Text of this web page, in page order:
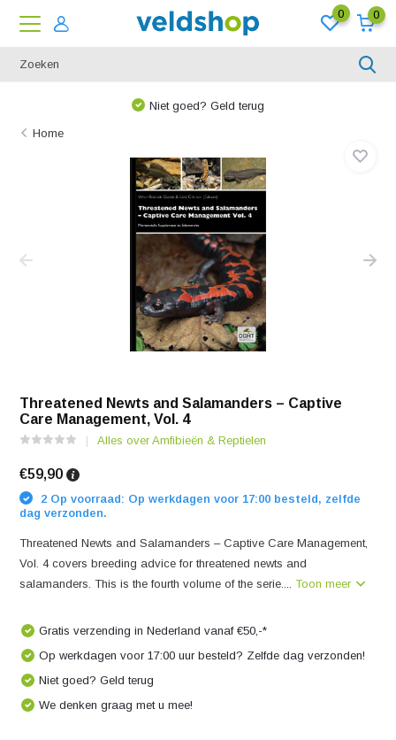
0 0
Niet goed? Geld terug
Home
Threatened Newts and Salamanders – Captive
Care Management, Vol. 4
Alles over Amfibieën & Reptielen
€59,90
2 Op voorraad: Op werkdagen voor 17:00 besteld, zelfde
dag verzonden.
Threatened Newts and Salamanders – Captive Care Management,
Vol. 4 covers breeding advice for threatened newts and
salamanders. This is the fourth volume of the serie....Toon meer
Gratis verzending in Nederland vanaf €50,-*
Op werkdagen voor 17:00 uur besteld? Zelfde dag verzonden!
Niet goed? Geld terug
We denken graag met u mee!